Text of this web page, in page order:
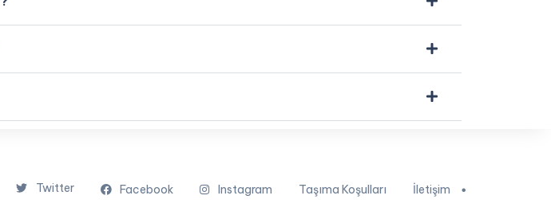
Twitter Facebook Instagram Taşıma Koşulları İletişim